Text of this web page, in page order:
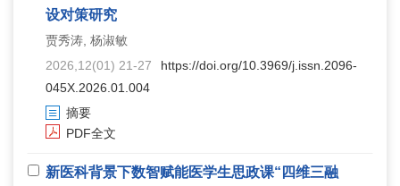
设对策研究
贾秀涛, 杨淑敏
2026,12(01) 21-27
https://doi.org/10.3969/j.issn.2096-
045X.2026.01.004
摘要
PDF全文
新医科背景下数智赋能医学生思政课“四维三融